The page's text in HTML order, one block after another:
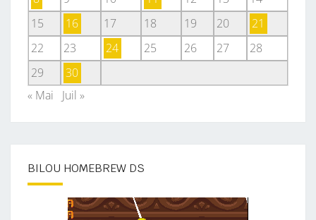
15
16 17 18 19 20
21
22
23 24 25 26 27
28
29
30
« Mai
Juil »
BILOU HOMEBREW DS